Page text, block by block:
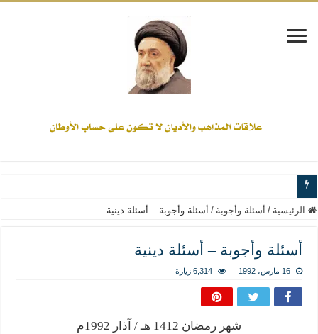
www.alamine.net
إذا كان التسنن هو الإيمان بسنة رسول الله ( صلى الله عليه وآله) فكلّ
علاقات المذاهب والأديان لا يجوز أن تكون على حساب الأوطان
لن تحمينا مذاهبنا ولا طوائفنا ولا أحزابنا ولا جماعاتنا، بل الإنصهار الوطني والدولة
المذاهب ليست قدرًا لا يمكن تجاوزه
الرئيسية / أسئلة وأجوبة / أسئلة وأجوبة – أسئلة دينية
أسئلة وأجوبة – أسئلة دينية
16 مارس، 1992 6,314 زيارة
شهر رمضان 1412 هـ / آذار 1992م